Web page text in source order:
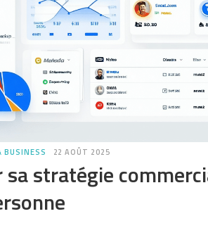
BUSINESS 22 AOÛT 2025
sa stratégie